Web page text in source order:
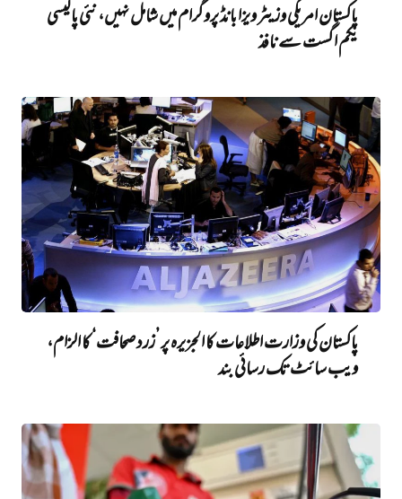
پاکستان امریکی وزیٹر ویزا بانڈ پروگرام میں شامل نہیں، نئی پالیسی
یکم اگست سے نافذ
پاکستان کی وزارت اطلاعات کا الجزیرہ پر ’زرد صحافت‘ کا الزام،
ویب سائٹ تک رسائی بند